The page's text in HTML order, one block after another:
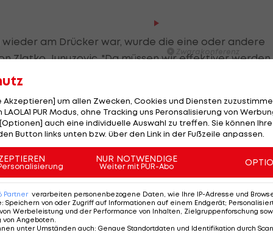
Stammtisch
I schau a #LigaZWA - Die
Runde)
I schau a LigaZWA
LASK-Traumstart: Sind die
Titelfavorit?
Ansakonferenz
wieder am Drücker war, wurde die eine oder andere
Zlatko Junuzovic. "Da müssen wir effektiver werden.
auslassen, dann wirst du irgendwann bestraft.
wir aber lernen."
Spiel vor allem dem Gegner, der Wiener Austria,
sich die beiden Teams im Cup-Viertelfinale
mit 2:0.
gespielt hat. Sie sind eine gute Mannschaft. In der
Akzeptieren] um allen Zwecken, Cookies und Diensten
PUR Modus, ohne Tracking uns Peronsalisierung von
auch eine individuelle Auswahl zu treffen. Sie können
Button links unten bzw. über den Link in der Fußzeile anpassen.
NUR NOTWENDIGE
Weiter mit PUR-Abo
Partner verarbeiten personenbezogene Daten, wie Ihre IP-Adresse und
: Speichern von oder Zugriff auf Informationen auf einem Endgerät;
Werbeleistung und der Performance von Inhalten, Zielgruppenforschung
von Angeboten
unter Umständen auch: Genaue Standortdaten und Identifikation durch